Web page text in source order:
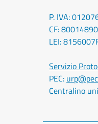
P. IVA:
CF:
LEI:
Servizio
PEC:
Centralino